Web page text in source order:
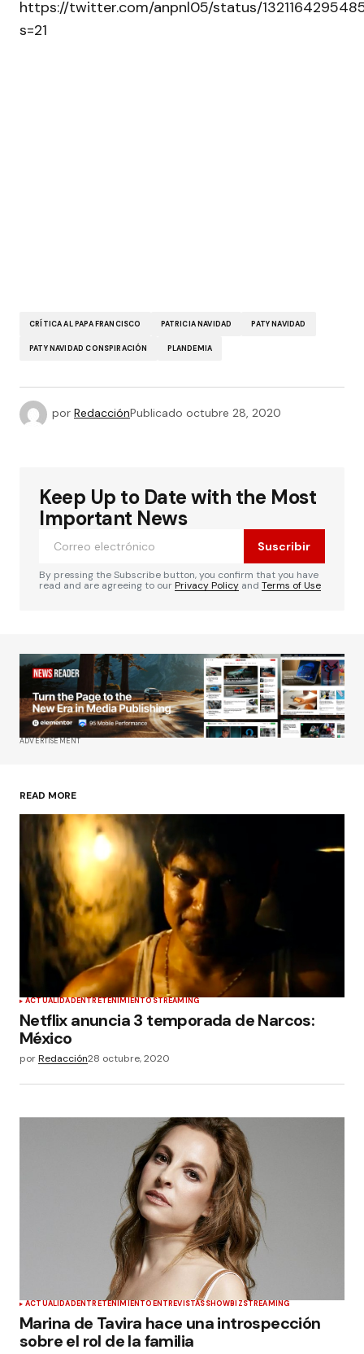
https://twitter.com/anpnl05/status/
s=21
CRÍTICA AL PAPA FRANCISCO PATRICIA NAVIDAD PATY NAVIDAD
PATY NAVIDAD CONSPIRACIÓN PLANDEMIA
por RedacciónPublicado octubre 28, 2020
Keep Up to Date with the Most
Important News
Suscribir
By pressing the Subscribe button, you confirm that you have
read and are agreeing to ourPrivacy Policy and Terms of Use
ADVERTISEMENT
READ MORE
ACTUALIDADENTRETENIMIENTOSTREAMING
Netflix anuncia 3 temporada de Narcos:
México
porRedacción28 octubre, 2020
ACTUALIDADENTRETENIMIENTOENTREVISTASSHOWBIZSTREAMING
Marina de Tavira hace una introspección
sobre el rol de la familia